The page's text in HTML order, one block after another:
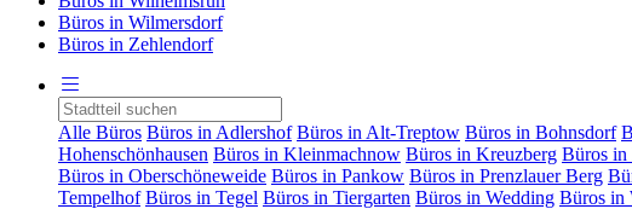
Büros in Wilmersdorf
Büros in Zehlendorf
Alle Büros Büros in Adlershof Büros in Alt-Treptow Büros in Bohnsdorf
Hohenschönhausen Büros in Kleinmachnow Büros in Kreuzberg Büros in
Büros in Oberschöneweide Büros in Pankow Büros in Prenzlauer Berg
Tempelhof Büros in Tegel Büros in Tiergarten Büros in Wedding Büros in